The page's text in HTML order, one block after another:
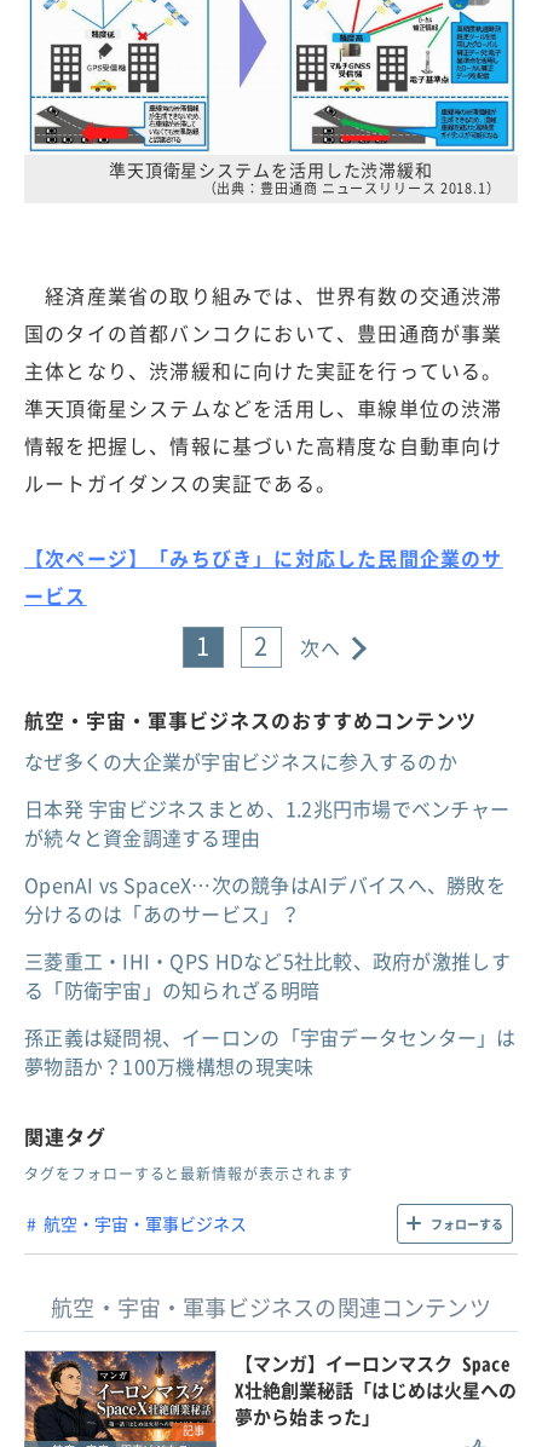
準天頂衛星システムを活用した渋滞緩和
（出典：豊田通商 ニュースリリース 2018.1）
経済産業省の取り組みでは、世界有数の交通渋滞
国のタイの首都バンコクにおいて、豊田通商が事業
主体となり、渋滞緩和に向けた実証を行っている。
準天頂衛星システムなどを活用し、車線単位の渋滞
情報を把握し、情報に基づいた高精度な自動車向け
ルートガイダンスの実証である。
【次ページ】「みちびき」に対応した民間企業のサ
ービス
1 2 次へ
航空・宇宙・軍事ビジネスのおすすめコンテンツ
なぜ多くの大企業が宇宙ビジネスに参入するのか
日本発 宇宙ビジネスまとめ、1.2兆円市場でベンチャー
が続々と資金調達する理由
OpenAI vs SpaceX…次の競争はAIデバイスへ、勝敗を
分けるのは「あのサービス」？
三菱重工・IHI・QPS HDなど5社比較、政府が激推しす
る「防衛宇宙」の知られざる明暗
孫正義は疑問視、イーロンの「宇宙データセンター」は
夢物語か？100万機構想の現実味
関連タグ
タグをフォローすると最新情報が表示されます
航空・宇宙・軍事ビジネス フォローする
航空・宇宙・軍事ビジネスの関連コンテンツ
記事
【マンガ】イーロンマスク Space
X壮絶創業秘話「はじめは火星への
夢から始まった」